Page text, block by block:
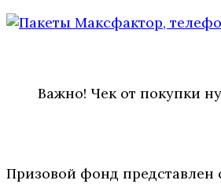
Важно! Чек от покупки
Призовой фонд представлен